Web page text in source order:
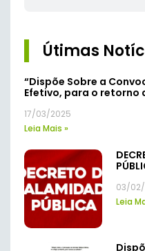
Útimas
“Dispõe Sobre a
Efetivo, para o retorno
17/03/2025
Leia Mais »
03/
Leia